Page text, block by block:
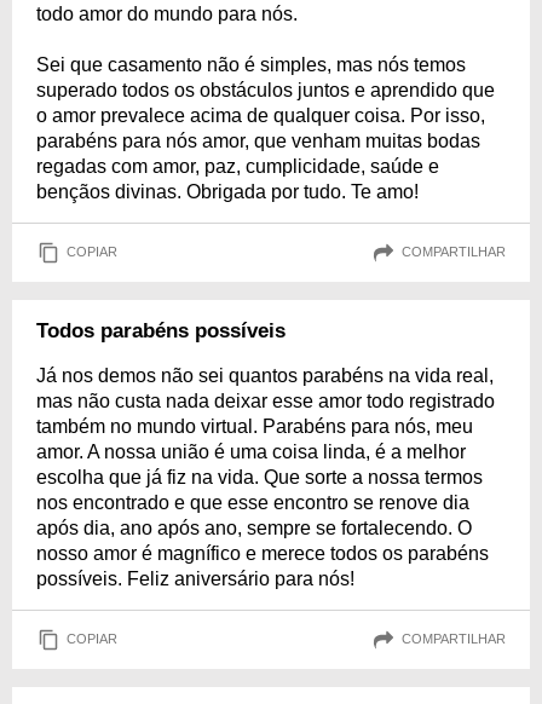
todo amor do mundo para nós.
Sei que casamento não é simples, mas nós temos
superado todos os obstáculos juntos e aprendido que
o amor prevalece acima de qualquer coisa. Por isso,
parabéns para nós amor, que venham muitas bodas
regadas com amor, paz, cumplicidade, saúde e
bençãos divinas. Obrigada por tudo. Te amo!
COPIAR COMPARTILHAR
Todos parabéns possíveis
Já nos demos não sei quantos parabéns na vida real,
mas não custa nada deixar esse amor todo registrado
também no mundo virtual. Parabéns para nós, meu
amor. A nossa união é uma coisa linda, é a melhor
escolha que já fiz na vida. Que sorte a nossa termos
nos encontrado e que esse encontro se renove dia
após dia, ano após ano, sempre se fortalecendo. O
nosso amor é magnífico e merece todos os parabéns
possíveis. Feliz aniversário para nós!
COPIAR COMPARTILHAR